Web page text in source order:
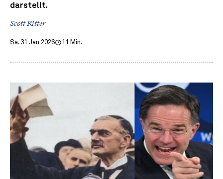
darstellt.
Scott Ritter
Sa. 31 Jan 2026 11 Min.